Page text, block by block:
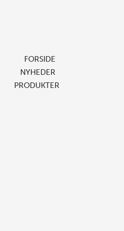
FORSIDE
NYHEDER
PRODUKTER